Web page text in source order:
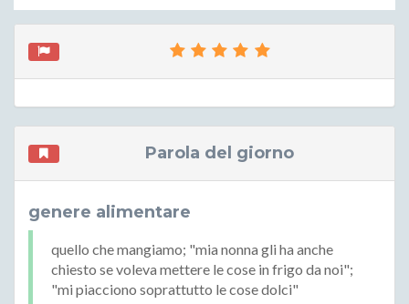
Parola del giorno
genere alimentare
quello che mangiamo; "mia nonna gli ha anche
chiesto se voleva mettere le cose in frigo da noi";
"mi piacciono soprattutto le cose dolci"